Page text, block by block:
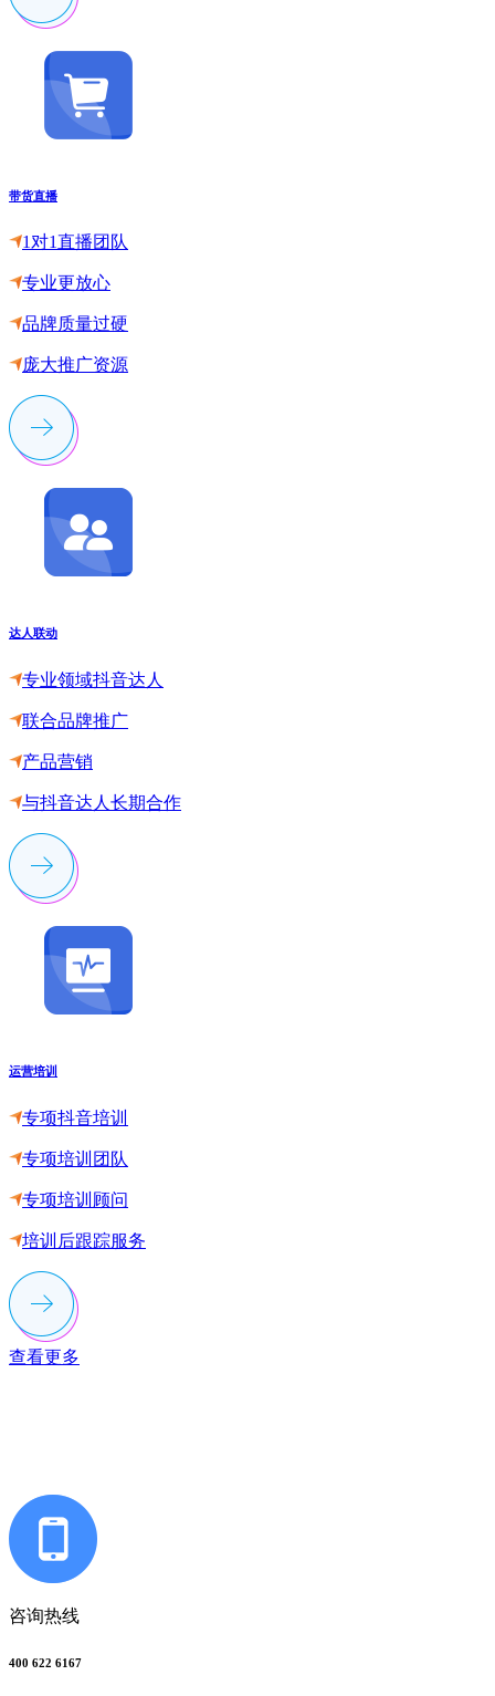
带货直播
1对1直播团队
专业更放心
品牌质量过硬
庞大推广资源
达人联动
专业领域抖音达人
联合品牌推广
产品营销
与抖音达人长期合作
运营培训
专项抖音培训
专项培训团队
专项培训顾问
培训后跟踪服务
查看更多
咨询热线
400 622 6167